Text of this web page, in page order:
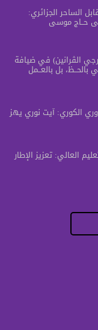
يورو مقابل الساحر الجزائري:
حــاج موسى
الڤرانين) في ضيافة
بالحــظ، بل بالعــمل
الكوري: آيت نوري يهز
العالي: تعزيز الإطار